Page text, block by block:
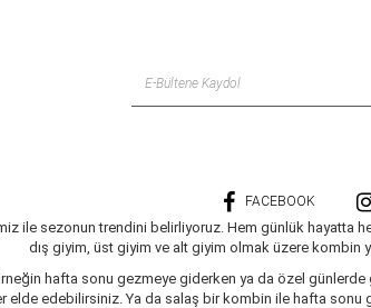
FACEBOOK
ile sezonun trendini belirliyoruz. Hem günlük
dış giyim, üst giyim ve alt giyim olmak üzere kombin
hafta sonu gezmeye giderken ya da özel
edebilirsiniz. Ya da salaş bir kombin ile hafta